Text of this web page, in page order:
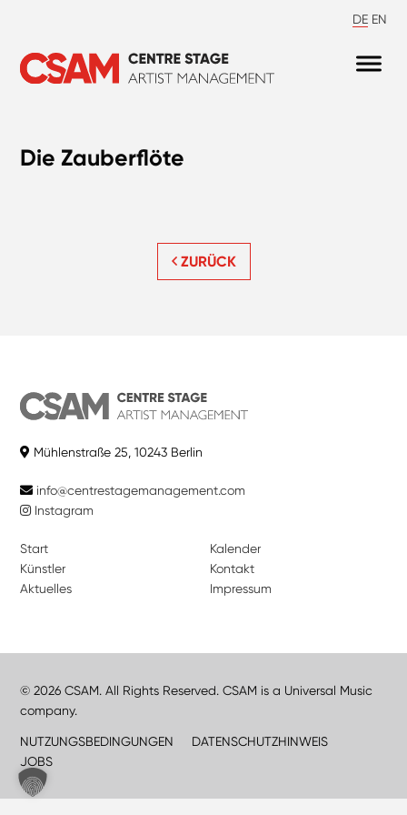
DE EN
Die Zauberflöte
ZURÜCK
Mühlenstraße 25, 10243 Berlin
info@centrestagemanagement.com
Instagram
Start
Künstler
Aktuelles
Kalender
Kontakt
Impressum
© 2026 CSAM. All Rights Reserved. CSAM is a Universal Music
company.
NUTZUNGSBEDINGUNGEN
DATENSCHUTZHINWEIS
JOBS